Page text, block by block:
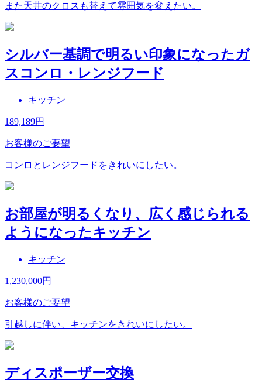
また天井のクロスも替えて雰囲気を変えたい。
シルバー基調で明るい印象になったガ
スコンロ・レンジフード
キッチン
189,189円
お客様のご要望
コンロとレンジフードをきれいにしたい。
お部屋が明るくなり、広く感じられる
ようになったキッチン
キッチン
1,230,000円
お客様のご要望
引越しに伴い、キッチンをきれいにしたい。
ディスポーザー交換